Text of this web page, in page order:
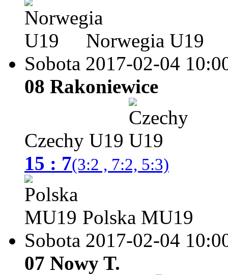
Norwegia U19
Sobota 2017-02-04
08 Rakoniewice
Czechy U19
15 : 7(3:2 , 7:2, 5:3)
Polska MU19
Sobota 2017-02-04
07 Nowy T.